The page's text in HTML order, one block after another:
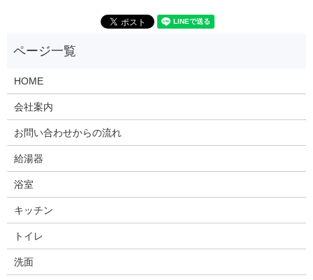
HOME
会社案内
お問い合わせからの流れ
給湯器
浴室
キッチン
トイレ
洗面